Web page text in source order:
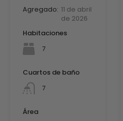
Agregado: 11 de abril
de 2026
Habitaciones
7
Cuartos de baño
7
Área